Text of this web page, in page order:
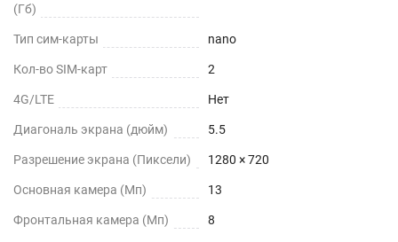
(Гб)
Тип сим-карты nano
Кол-во SIM-карт 2
4G/LTE Нет
Диагональ экрана (дюйм) 5.5
Разрешение экрана (Пиксели) 1280 × 720
Основная камера (Мп) 13
Фронтальная камера (Мп) 8